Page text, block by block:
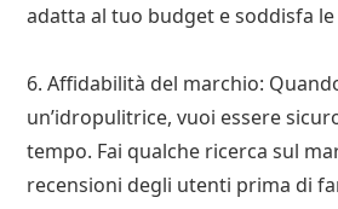
adatta al tuo budget e soddisfa
6. Affidabilità del marchio:
un’idropulitrice, vuoi essere
tempo. Fai qualche ricerca sul
recensioni degli utenti prima di